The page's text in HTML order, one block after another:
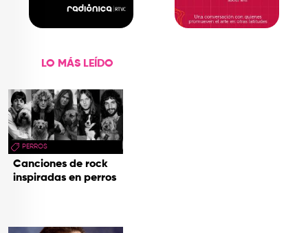
LO MÁS LEÍDO
PERROS
Canciones de rock
inspiradas en perros